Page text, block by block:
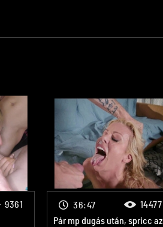
9361
Pár mp dugás után, spricc az
36:47
14477